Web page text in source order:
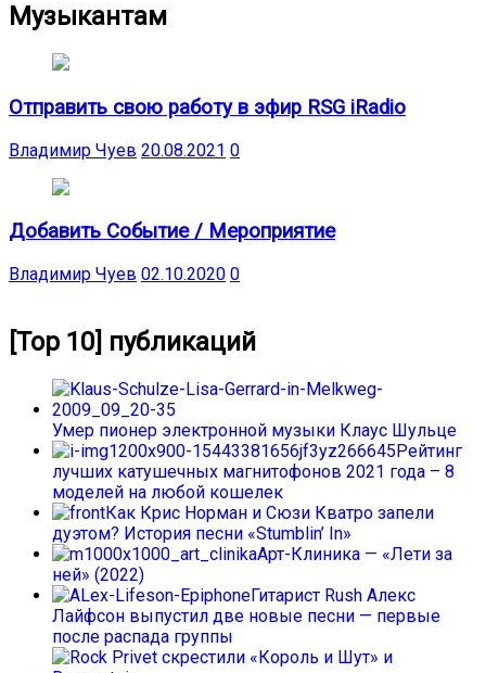
Музыкантам
Отправить свою работу в эфир RSG iRadio
Владимир Чуев 20.08.2021 0
Добавить Событие / Мероприятие
Владимир Чуев 02.10.2020 0
[Top 10] публикаций
Умер пионер электронной музыки Клаус Шульце
Рейтинг
лучших катушечных магнитофонов 2021 года – 8
моделей на любой кошелек
Как Крис Норман и Сюзи Кватро запели
дуэтом? История песни «Stumblin’ In»
Арт-Клиника — «Лети за
ней» (2022)
Гитарист Rush Алекс
Лайфсон выпустил две новые песни — первые
после распада группы